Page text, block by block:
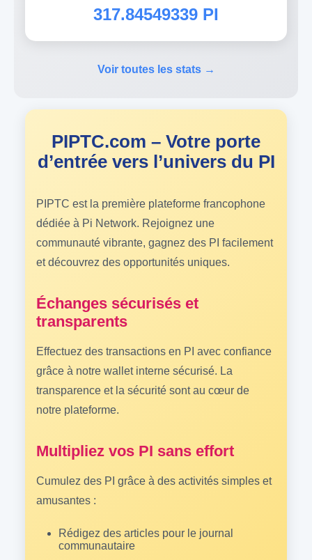
317.84549339 PI
Voir toutes les stats →
PIPTC.com – Votre porte
d’entrée vers l’univers du PI
PIPTC est la première plateforme francophone
dédiée à Pi Network. Rejoignez une
communauté vibrante, gagnez des PI facilement
et découvrez des opportunités uniques.
Échanges sécurisés et
transparents
Effectuez des transactions en PI avec confiance
grâce à notre wallet interne sécurisé. La
transparence et la sécurité sont au cœur de
notre plateforme.
Multipliez vos PI sans effort
Cumulez des PI grâce à des activités simples et
amusantes :
Rédigez des articles pour le journal
communautaire